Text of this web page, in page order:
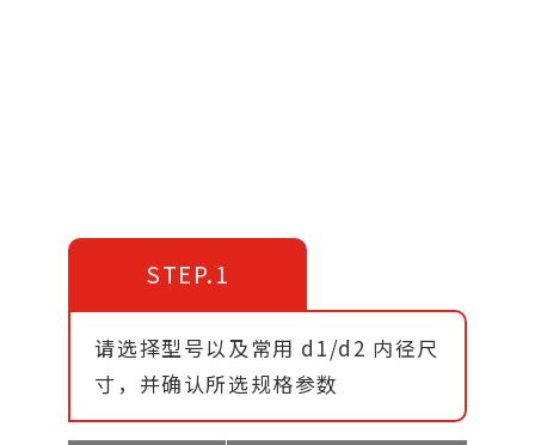
STEP.1
请选择型号以及常用 d1/d2 内径尺
寸，并确认所选规格参数